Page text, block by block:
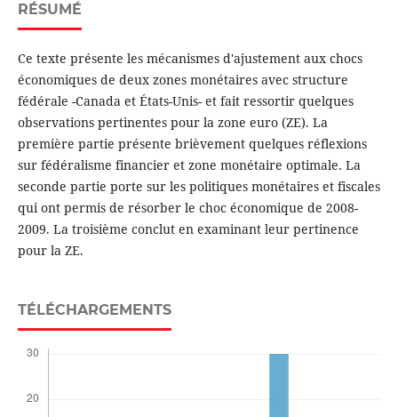
RÉSUMÉ
Ce texte présente les mécanismes d'ajustement aux chocs
économiques de deux zones monétaires avec structure
fédérale -Canada et États-Unis- et fait ressortir quelques
observations pertinentes pour la zone euro (ZE). La
première partie présente brièvement quelques réflexions
sur fédéralisme financier et zone monétaire optimale. La
seconde partie porte sur les politiques monétaires et fiscales
qui ont permis de résorber le choc économique de 2008-
2009. La troisième conclut en examinant leur pertinence
pour la ZE.
TÉLÉCHARGEMENTS